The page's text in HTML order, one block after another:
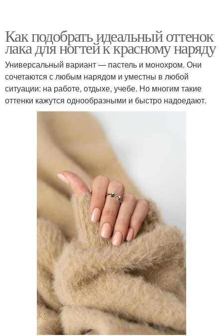
Как подобрать идеальный оттенок
лака для ногтей к красному наряду
Универсальный вариант — пастель и монохром. Они
сочетаются с любым нарядом и уместны в любой
ситуации: на работе, отдыхе, учебе. Но многим такие
оттенки кажутся однообразными и быстро надоедают.